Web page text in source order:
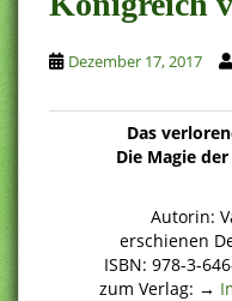
o
n
t
e
n
t
Dezember 17, 2017
Das
Die Magie
Autorin:
erschienen
ISBN: 978-3-
zum Verlag: →